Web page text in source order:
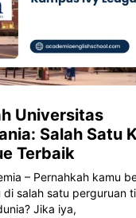
Universitas
Salah Satu
Terbaik
– Pernahkah kamu
di salah satu perguruan
Jika iya,